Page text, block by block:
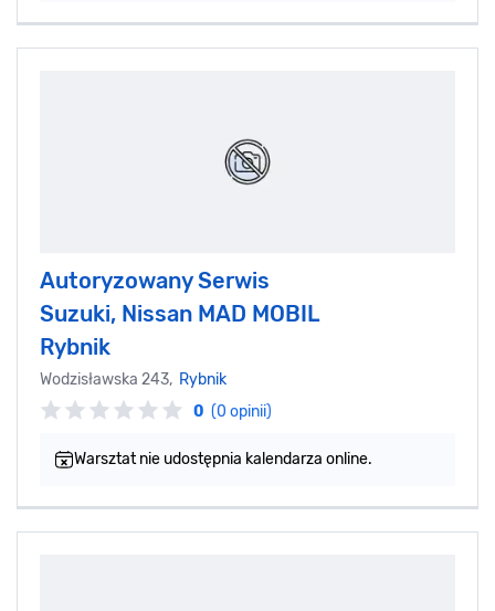
Autoryzowany Serwis
Suzuki, Nissan MAD MOBIL
Rybnik
Wodzisławska 243, Rybnik
0 (0 opinii)
Warsztat nie udostępnia kalendarza online.